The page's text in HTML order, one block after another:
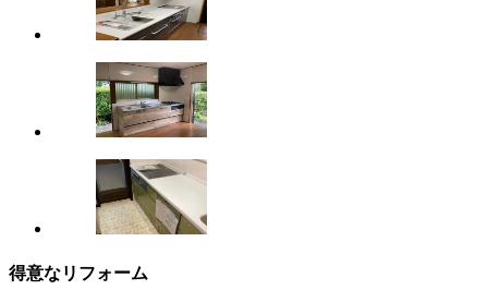
得意なリフォーム